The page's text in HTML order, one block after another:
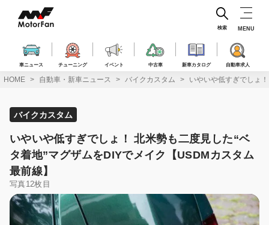
ス
車ニュース チューニング イベント 中古車 新車カタログ 自動車求人
検索 MENU
HOME 自動車・新車ニュース バイクカスタム いやいや低すぎでしょ
バイクカスタム
いやいや低すぎでしょ！ 北米勢も二度見した“ベ
タ着地”マグザムをDIYでメイク【USDMカスタム
最前線】
写真12枚目